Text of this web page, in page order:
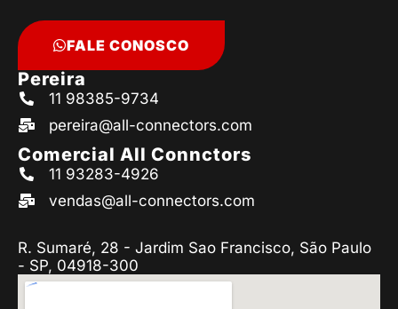
FALE CONOSCO
Pereira
11 98385-9734
pereira@all-connectors.com
Comercial All Connctors
11 93283-4926
vendas@all-connectors.com
R. Sumaré, 28 - Jardim Sao Francisco, São Paulo
- SP, 04918-300